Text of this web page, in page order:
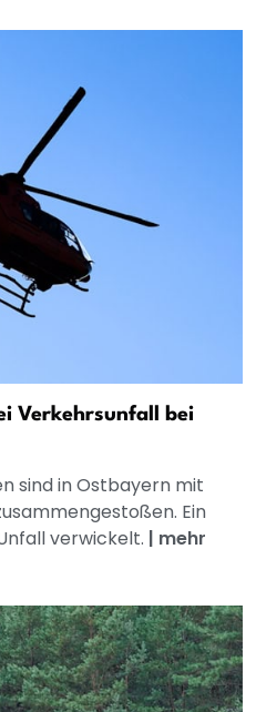
Verkehrsunfall bei
sind in Ostbayern mit
Ein
verwickelt. | mehr